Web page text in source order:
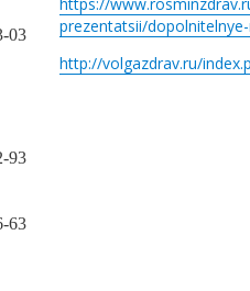
03
93
63
prezentatsii/
http://volgazdrav.ru/